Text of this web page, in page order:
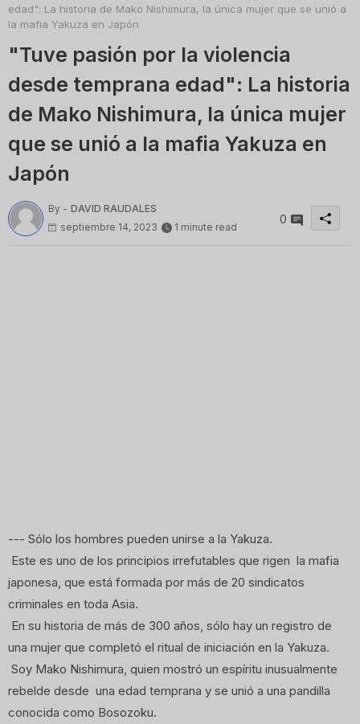
edad": La historia de Mako Nishimura, la única mujer que se unió a
la mafia Yakuza en Japón
"Tuve pasión por la violencia
desde temprana edad": La historia
de Mako Nishimura, la única mujer
que se unió a la mafia Yakuza en
Japón
By - DAVID RAUDALES
septiembre 14, 2023
1 minute read
0
--- Sólo los hombres pueden unirse a la Yakuza.
Este es uno de los principios irrefutables que rigen la mafia
japonesa, que está formada por más de 20 sindicatos
criminales en toda Asia.
En su historia de más de 300 años, sólo hay un registro de
una mujer que completó el ritual de iniciación en la Yakuza.
Soy Mako Nishimura, quien mostró un espíritu inusualmente
rebelde desde una edad temprana y se unió a una pandilla
conocida como Bosozoku.